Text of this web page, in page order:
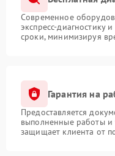
Современное
экспресс-диагностику
сроки, минимизируя
Гарантия на
Предоставляется
выполненные работы и
защищает клиента от